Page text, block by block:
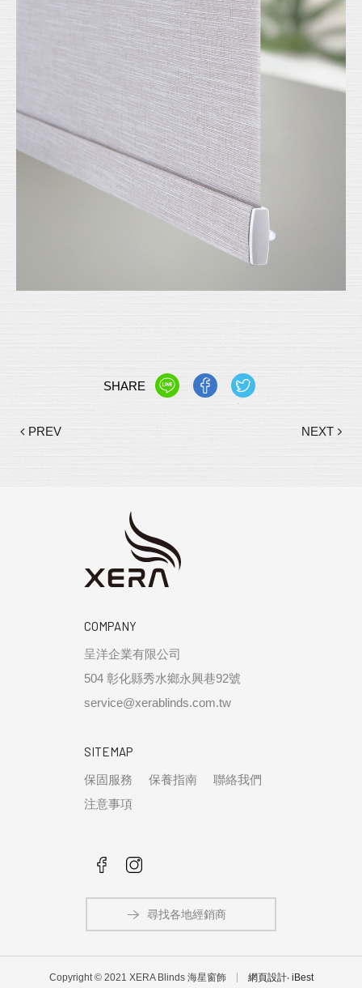
SHARE
PREV NEXT
COMPANY
呈洋企業有限公司
504 彰化縣秀水鄉永興巷92號
service@xerablinds.com.tw
SITEMAP
保固服務 保養指南
聯絡我們
注意事項
尋找各地經銷商
Copyright © 2021 XERA Blinds 海星窗飾 網頁設計‧ iBest